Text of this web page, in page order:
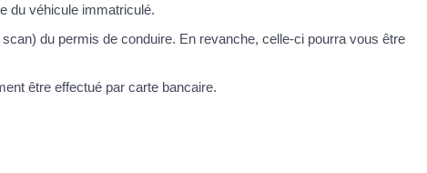
du véhicule immatriculé.
du permis de conduire. En revanche, celle-ci pourra vous être
être effectué par carte bancaire.